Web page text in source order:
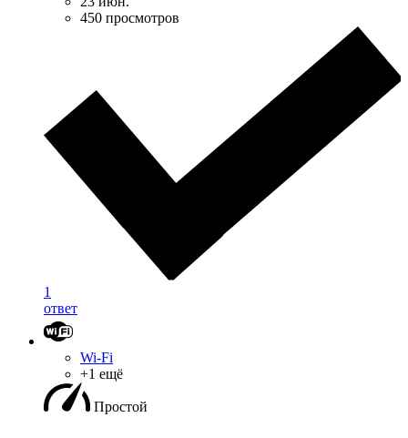
450 просмотров
1
ответ
Wi-Fi
+1 ещё
Простой